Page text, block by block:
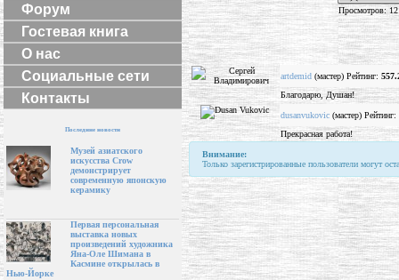
Форум
Гостевая книга
О нас
Социальные сети
Контакты
Последние новости
Музей азиатского
искусства Crow
демонстрирует
современную японскую
керамику
Первая персональная
выставка новых
произведений художника
Яна-Оле Шимана в
Касмине открылась в
Нью-Йорке
Просмотров:
artdemid (мастер) Рейтинг:
Благодарю, Душан!
dusanvukovic (мастер) Рейтинг:
Прекрасная работа!
Внимание:
Только зарегистрированные пользователи могут